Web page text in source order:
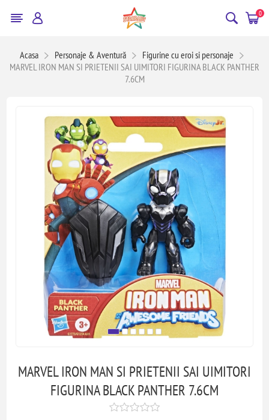
0
Acasa Personaje & Aventură
Figurine cu eroi si personaje
MARVEL IRON MAN SI PRIETENII SAI UIMITORI FIGURINA BLACK PANTHER
7.6CM
MARVEL IRON MAN SI PRIETENII SAI UIMITORI
FIGURINA BLACK PANTHER 7.6CM